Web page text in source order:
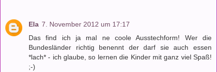
Ela 7. November 2012 um 17:17
Das find ich ja mal ne coole Ausstechform! Wer die
Bundesländer richtig benennt der darf sie auch essen
*lach* - ich glaube, so lernen die Kinder mit ganz viel Spaß!
;-)